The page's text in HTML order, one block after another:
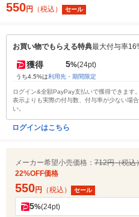
550円 （税込） セール
お買い物でもらえる特典最大付与率
獲得 5%(24pt)
うち4.5%は利用先・期間限定
ログイン&全額PayPay支払いで獲得できます
表示よりも実際の付与数、付与率が少ない場
い。
ログインはこちら
メーカー希望小売価格： 712円（税込
22%OFF価格
550円 （税込） セール
5%(24pt)